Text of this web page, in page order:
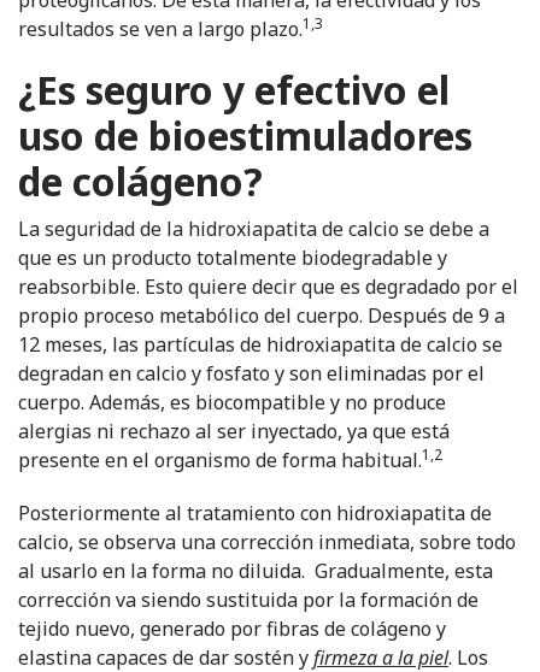
resultados se ven a largo plazo.1,3
¿Es seguro y efectivo el
uso de bioestimuladores
de colágeno?
La seguridad de la hidroxiapatita de calcio se debe a
que es un producto totalmente biodegradable y
reabsorbible. Esto quiere decir que es degradado por el
propio proceso metabólico del cuerpo. Después de 9 a
12 meses, las partículas de hidroxiapatita de calcio se
degradan en calcio y fosfato y son eliminadas por el
cuerpo. Además, es biocompatible y no produce
alergias ni rechazo al ser inyectado, ya que está
presente en el organismo de forma habitual.1,2
Posteriormente al tratamiento con hidroxiapatita de
calcio, se observa una corrección inmediata, sobre todo
al usarlo en la forma no diluida. Gradualmente, esta
corrección va siendo sustituida por la formación de
tejido nuevo, generado por fibras de colágeno y
elastina capaces de dar sostén yfirmeza a la piel. Los